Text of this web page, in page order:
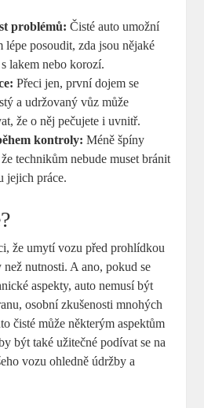
problémů: Čisté auto umožní
lépe posoudit, zda jsou nějaké
lakem nebo korozí.
Přeci jen, první dojem se
a udržovaný vůz může
že o něj pečujete i uvnitř.
kontroly: Méně špíny
technikům nebude muset bránit
jejich práce.
že umytí vozu před prohlídkou
než nutnosti. A ano, pokud se
aspekty, auto nemusí být
osobní zkušenosti mnohých
čisté může některým aspektům
být také užitečné podívat se na
vozu ohledně údržby a